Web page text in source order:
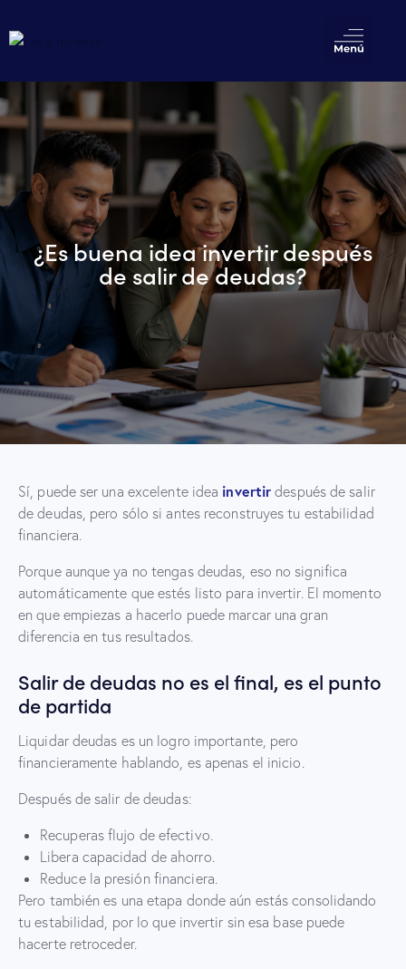
¿Es buena idea invertir después
de salir de deudas?
Sí, puede ser una excelente idea invertir después de salir
de deudas, pero sólo si antes reconstruyes tu estabilidad
financiera.
Porque aunque ya no tengas deudas, eso no significa
automáticamente que estés listo para invertir. El momento
en que empiezas a hacerlo puede marcar una gran
diferencia en tus resultados.
Salir de deudas no es el final, es el punto
de partida
Liquidar deudas es un logro importante, pero
financieramente hablando, es apenas el inicio.
Después de salir de deudas:
Recuperas flujo de efectivo.
Libera capacidad de ahorro.
Reduce la presión financiera.
Pero también es una etapa donde aún estás consolidando
tu estabilidad, por lo que invertir sin esa base puede
hacerte retroceder.